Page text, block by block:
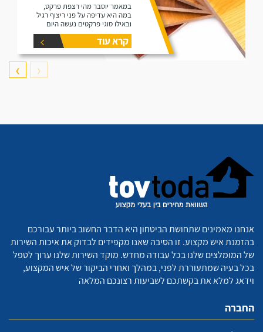
במאמר יוסבר מהי רצפת פרקט,
במה היא עדיפה על פני ריצוף רגיל
ובאילו סוגי פרקטים נעשה היום
שימוש בשוק (למינציה ועץ גושני).
קרא עוד
❮
❯
אנחנו מאמינים שתחושת הביטחון היא הדבר החשוב ביותר עבורכם
בהזמנת איש מקצוע. זו הסיבה שאנו מקפידים לבדוק את איכות השירות
של המומלצים שלנו בכל עבודה מחדש. מוקד השירות שלנו ערוך לטפל
בכל בעיה שמתעוררת לפני, במהלך ואחרי הביקור של איש המקצוע,
וידאג למלא את בקשתכם לשביעות רצונכם המלאה
החברה